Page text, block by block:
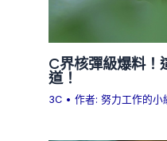
C界核彈級爆料！
道！
3C • 作者:努力工作的小